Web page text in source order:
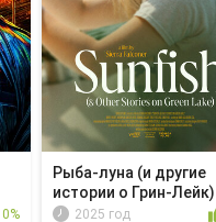
0%
Рыба-луна (и другие
истории о Грин-Лейк)
2025 год